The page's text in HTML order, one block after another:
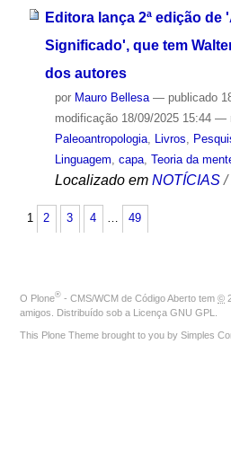
Editora lança 2ª edição de
Significado', que tem
dos autores
por Mauro Bellesa — publicado
modificação18/09/2025 15:44 —
Paleoantropologia, Livros,
Linguagem, capa, Teoria da
Localizado em NOTÍCIAS /
1 2 3 4 … 49
O Plone® - CMS/WCM de Código Aberto tem ©
amigos. Distribuído sob a Licença GNU GPL
This Plone Theme brought to you by Simples